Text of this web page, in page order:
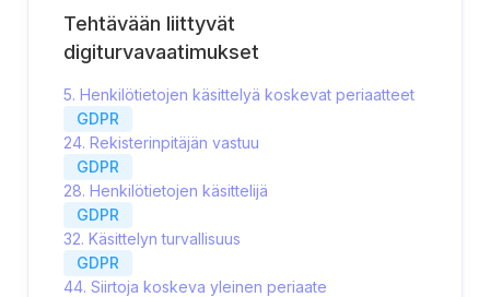
Tehtävään liittyvät
digiturvavaatimukset
5. Henkilötietojen käsittelyä koskevat periaatteet
GDPR
24. Rekisterinpitäjän vastuu
GDPR
28. Henkilötietojen käsittelijä
GDPR
32. Käsittelyn turvallisuus
GDPR
44. Siirtoja koskeva yleinen periaate